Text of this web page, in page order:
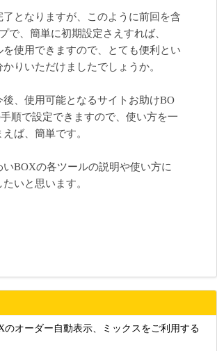
了となりますが、このように前回を含
で、簡単に初期設定さえすれば、
を使用できますので、とても便利とい
りいただけましたでしょうか。
後、使用可能となるサイトお助けBO
順で設定できますので、使い方を一
ば、簡単です。
いBOXの各ツールの説明や使い方に
いと思います。
のオーダー自動表示、ミックスをご利用する